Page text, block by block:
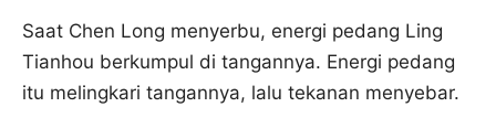
Saat Chen Long menyerbu, energi pedang Ling
Tianhou berkumpul di tangannya. Energi pedang
itu melingkari tangannya, lalu tekanan menyebar.